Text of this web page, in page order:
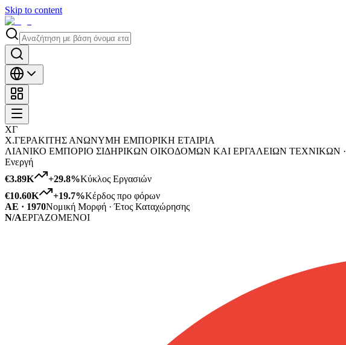
Skip to content
ΧΓ
Χ.ΓΕΡΑΚΙΤΗΣ ΑΝΩΝΥΜΗ ΕΜΠΟΡΙΚΗ ΕΤΑΙΡΙΑ
ΛΙΑΝΙΚΟ ΕΜΠΟΡΙΟ ΣΙΔΗΡΙΚΩΝ ΟΙΚΟΔΟΜΩΝ ΚΑΙ ΕΡΓΑΛΕΙΩΝ ΤΕΧΝΙΚΩΝ ·
Ενεργή
€3.89K
+29.8%Κύκλος Εργασιών
€10.60K
+19.7%Κέρδος προ φόρων
ΑΕ · 1970Νομική Μορφή · Έτος Καταχώρησης
N/AΕΡΓΑΖΟΜΕΝΟΙ